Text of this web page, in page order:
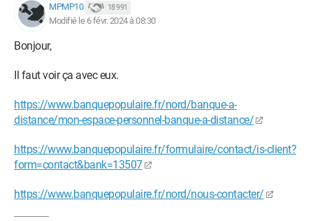
MPMP10 18 991
Modifié le 6 févr. 2024 à 08:30
Bonjour,
Il faut voir ça avec eux.
https://www.banquepopulaire.fr/nord/banque-a-
distance/mon-espace-personnel-banque-a-distance/
https://www.banquepopulaire.fr/formulaire/contact/is-client?
form=contact&bank=13507
https://www.banquepopulaire.fr/nord/nous-contacter/